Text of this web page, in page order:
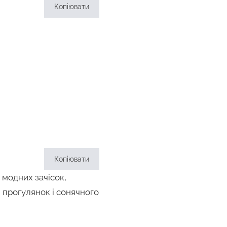
Копіювати
Копіювати
зачісок,
і сонячного